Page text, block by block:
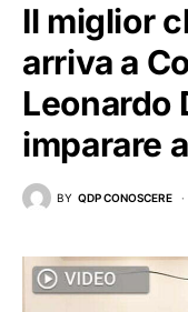
Il miglior
arriva a
Leonardo
imparare
BY QDP CONOSCERE